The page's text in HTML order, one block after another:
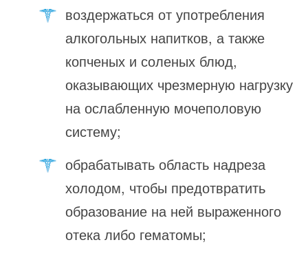
воздержаться от употребления
алкогольных напитков, а также
копченых и соленых блюд,
оказывающих чрезмерную нагрузку
на ослабленную мочеполовую
систему;
обрабатывать область надреза
холодом, чтобы предотвратить
образование на ней выраженного
отека либо гематомы;